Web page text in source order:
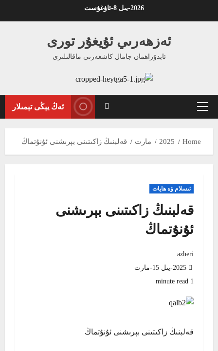
2026-يىل 8-ئاۋغۇست
ئەزھەرىي ئۇيغۇر تورى
ئابدۇراھمان جامال كاشغەرىي ماقالىلىرى
Primary
ئەڭ يېڭى تېمىلار
Home
2025 مارت قەلبنىڭ زاكىتىنى بېرىشنى ئۇنۇتماڭ
ئىسلام ۋە ھايات
قەلبنىڭ زاكىتىنى بېرىشنى
ئۇنۇتماڭ
azheri
1 minute read
قەلبنىڭ زاكىتىنى بېرىشنى ئۇنۇتماڭ